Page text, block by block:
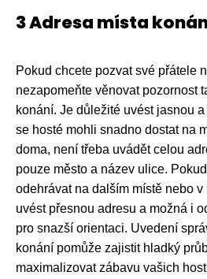
3 Adresa místa
Pokud chcete pozvat své přátele
nezapomeňte věnovat pozornost
konání. Je důležité uvést jasnou
se hosté mohli snadno dostat na
doma, není třeba uvádět celou
pouze město a název ulice.
odehrávat na dalším místě nebo
uvést přesnou adresu a možná i
pro snazší orientaci. Uvedení
konání pomůže zajistit hladký
maximalizovat zábavu vašich